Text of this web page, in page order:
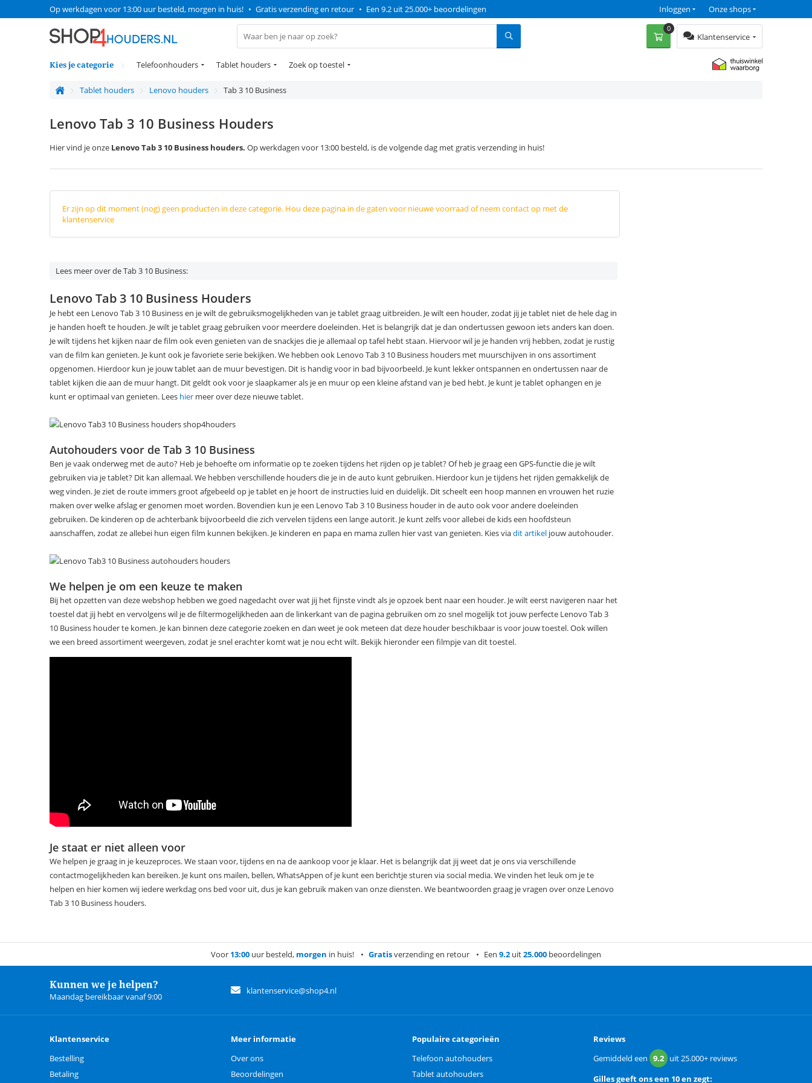
Op werkdagen voor 13:00 uur besteld, morgen in huis! • Gratis verzending en retour • Een 9.2 uit 25.000+ beoordelingen Onze shops
Inloggen
Klantenservice
0
Kies je categorie Telefoonhouders Tablet houders Zoek op toestel
Tablet houders Lenovo houders Tab 3 10 Business
Lenovo Tab 3 10 Business Houders
Hier vind je onze Lenovo Tab 3 10 Business houders. Op werkdagen voor 13:00 besteld, is de volgende dag met gratis verzending in huis!
Er zijn op dit moment (nog) geen producten in deze categorie. Hou deze pagina in de gaten voor nieuwe voorraad of neem contact op met de
klantenservice
Lees meer over de Tab 3 10 Business:
Lenovo Tab 3 10 Business Houders
Je hebt een Lenovo Tab 3 10 Business en je wilt de gebruiksmogelijkheden van je tablet graag uitbreiden. Je wilt een houder, zodat jij je tablet niet de hele dag in
je handen hoeft te houden. Je wilt je tablet graag gebruiken voor meerdere doeleinden. Het is belangrijk dat je dan ondertussen gewoon iets anders kan doen.
Je wilt tijdens het kijken naar de film ook even genieten van de snackjes die je allemaal op tafel hebt staan. Hiervoor wil je je handen vrij hebben, zodat je rustig
van de film kan genieten. Je kunt ook je favoriete serie bekijken. We hebben ook Lenovo Tab 3 10 Business houders met muurschijven in ons assortiment
opgenomen. Hierdoor kun je jouw tablet aan de muur bevestigen. Dit is handig voor in bad bijvoorbeeld. Je kunt lekker ontspannen en ondertussen naar de
tablet kijken die aan de muur hangt. Dit geldt ook voor je slaapkamer als je en muur op een kleine afstand van je bed hebt. Je kunt je tablet ophangen en je
kunt er optimaal van genieten. Lees hier meer over deze nieuwe tablet.
Autohouders voor de Tab 3 10 Business
Ben je vaak onderweg met de auto? Heb je behoefte om informatie op te zoeken tijdens het rijden op je tablet? Of heb je graag een GPS-functie die je wilt
gebruiken via je tablet? Dit kan allemaal. We hebben verschillende houders die je in de auto kunt gebruiken. Hierdoor kun je tijdens het rijden gemakkelijk de
weg vinden. Je ziet de route immers groot afgebeeld op je tablet en je hoort de instructies luid en duidelijk. Dit scheelt een hoop mannen en vrouwen het ruzie
maken over welke afslag er genomen moet worden. Bovendien kun je een Lenovo Tab 3 10 Business houder in de auto ook voor andere doeleinden
gebruiken. De kinderen op de achterbank bijvoorbeeld die zich vervelen tijdens een lange autorit. Je kunt zelfs voor allebei de kids een hoofdsteun
aanschaffen, zodat ze allebei hun eigen film kunnen bekijken. Je kinderen en papa en mama zullen hier vast van genieten. Kies viadit artikel jouw autohouder.
We helpen je om een keuze te maken
Bij het opzetten van deze webshop hebben we goed nagedacht over wat jij het fijnste vindt als je opzoek bent naar een houder. Je wilt eerst navigeren naar het
toestel dat jij hebt en vervolgens wil je de filtermogelijkheden aan de linkerkant van de pagina gebruiken om zo snel mogelijk tot jouw perfecte Lenovo Tab 3
10 Business houder te komen. Je kan binnen deze categorie zoeken en dan weet je ook meteen dat deze houder beschikbaar is voor jouw toestel. Ook willen
we een breed assortiment weergeven, zodat je snel erachter komt wat je nou echt wilt. Bekijk hieronder een filmpje van dit toestel.
Je staat er niet alleen voor
We helpen je graag in je keuzeproces. We staan voor, tijdens en na de aankoop voor je klaar. Het is belangrijk dat jij weet dat je ons via verschillende
contactmogelijkheden kan bereiken. Je kunt ons mailen, bellen, WhatsAppen of je kunt een berichtje sturen via social media. We vinden het leuk om je te
helpen en hier komen wij iedere werkdag ons bed voor uit, dus je kan gebruik maken van onze diensten. We beantwoorden graag je vragen over onze Lenovo
Tab 3 10 Business houders.
Voor 13:00 uur besteld, morgen in huis! Gratisverzending en retour Een 9.2 uit25.000 beoordelingen
Kunnen we je helpen?
Maandag bereikbaar vanaf 9:00
klantenservice@shop4.nl
Klantenservice
Bestelling
Betaling
Meer informatie
Over ons
Beoordelingen
Populaire categorieën
Telefoon autohouders
Tablet autohouders
Reviews
Gemiddeld een 9.2 uit25.000+ reviews
Gillesgeeft ons een 10 en zegt: